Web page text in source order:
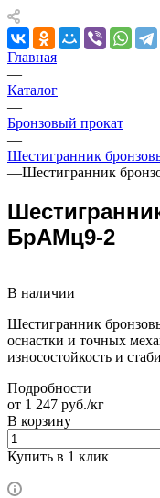
Главная
—
Каталог
—
Бронзовый прокат
—
Шестигранник
—Шестигранник
БрАМц9-2
В наличии
Шестигранник
оснастки и точных
износостойкость и
Подробности
от 1 247 руб./кг
В корзину
Купить в 1 клик